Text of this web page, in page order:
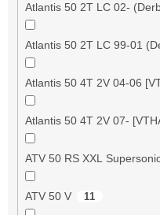
Atlantis 50 2T LC 02-
Atlantis 50 2T LC 99-01
Atlantis 50 4T 2V 04-06
Atlantis 50 4T 2V 07-
ATV 50 RS XXL
ATV 50 V 11